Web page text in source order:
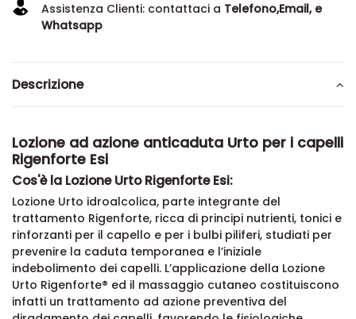
Assistenza Clienti: contattaci a Telefono,Email, e
Whatsapp
Descrizione
Lozione ad azione anticaduta Urto per i capelli
Rigenforte Esi
Cos'è la Lozione Urto Rigenforte Esi:
Lozione Urto idroalcolica, parte integrante del
trattamento Rigenforte, ricca di principi nutrienti, tonici e
rinforzanti per il capello e per i bulbi piliferi, studiati per
prevenire la caduta temporanea e l’iniziale
indebolimento dei capelli. L’applicazione della Lozione
Urto Rigenforte® ed il massaggio cutaneo costituiscono
infatti un trattamento ad azione preventiva del